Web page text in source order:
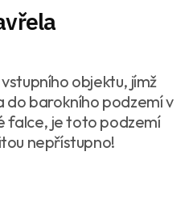
objektu, jímž
do barokního podzemí v
falce, je toto podzemí
nepřístupno!